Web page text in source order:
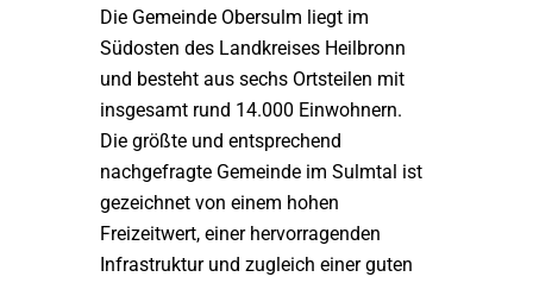
Die Gemeinde Obersulm liegt im
Südosten des Landkreises Heilbronn
und besteht aus sechs Ortsteilen mit
insgesamt rund 14.000 Einwohnern.
Die größte und entsprechend
nachgefragte Gemeinde im Sulmtal ist
gezeichnet von einem hohen
Freizeitwert, einer hervorragenden
Infrastruktur und zugleich einer guten